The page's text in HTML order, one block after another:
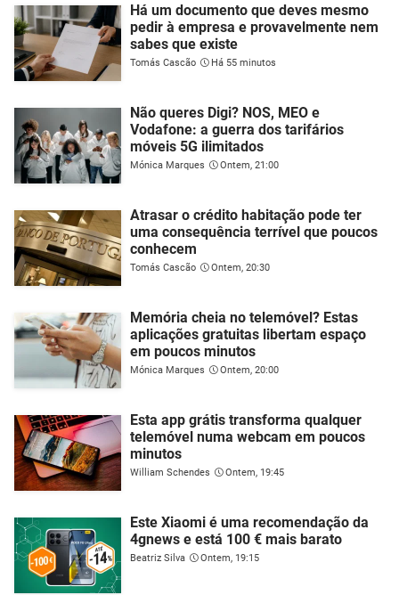
Há um documento que deves mesmo
pedir à empresa e provavelmente nem
sabes que existe
Tomás Cascão Há 55 minutos
Não queres Digi? NOS, MEO e
Vodafone: a guerra dos tarifários
móveis 5G ilimitados
Mónica Marques Ontem, 21:00
Atrasar o crédito habitação pode ter
uma consequência terrível que poucos
conhecem
Tomás Cascão Ontem, 20:30
Memória cheia no telemóvel? Estas
aplicações gratuitas libertam espaço
em poucos minutos
Mónica Marques Ontem, 20:00
Esta app grátis transforma qualquer
telemóvel numa webcam em poucos
minutos
William Schendes Ontem, 19:45
Este Xiaomi é uma recomendação da
4gnews e está 100 € mais barato
Beatriz Silva Ontem, 19:15